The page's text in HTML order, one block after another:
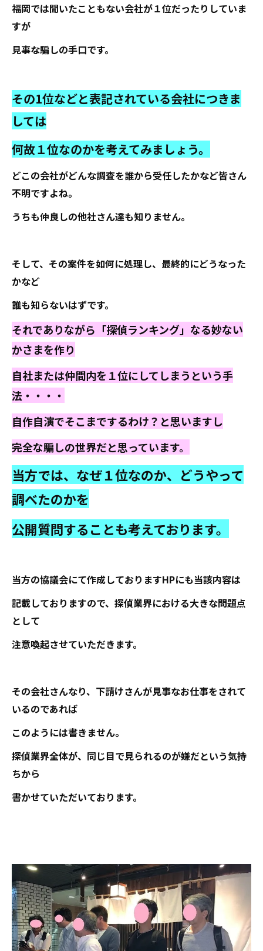
福岡では聞いたこともない会社が１位だったりしていま
すが
見事な騙しの手口です。
その1位などと表記されている会社につきま
しては
何故１位なのかを考えてみましょう。
どこの会社がどんな調査を誰から受任したかなど皆さん
不明ですよね。
うちも仲良しの他社さん達も知りません。
そして、その案件を如何に処理し、最終的にどうなった
かなど
誰も知らないはずです。
それでありながら「探偵ランキング」なる妙ない
かさまを作り
自社または仲間内を１位にしてしまうという手
法・・・・
自作自演でそこまでするわけ？と思いますし
完全な騙しの世界だと思っています。
当方では、なぜ１位なのか、どうやって
調べたのかを
公開質問することも考えております。
当方の協議会にて作成しておりますHPにも当該内容は
記載しておりますので、探偵業界における大きな問題点
として
注意喚起させていただきます。
その会社さんなり、下請けさんが見事なお仕事をされて
いるのであれば
このようには書きません。
探偵業界全体が、同じ目で見られるのが嫌だという気持
ちから
書かせていただいております。